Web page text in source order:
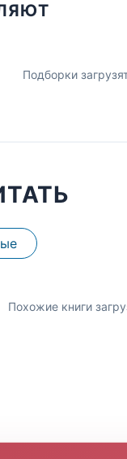
Подборки
Похожие книги